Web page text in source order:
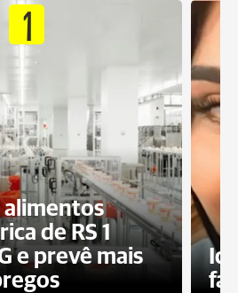
1
alimentos
de RS 1
e prevê mais